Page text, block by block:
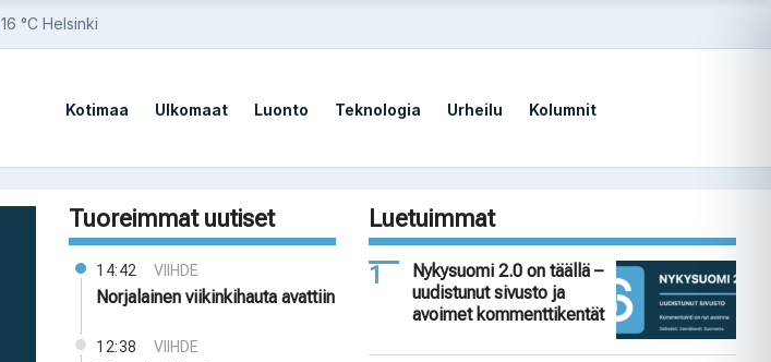
16 °C Helsinki
Kotimaa Ulkomaat Luonto Teknologia Urheilu Kolumnit
Tuoreimmat uutiset
14:42 VIIHDE
Norjalainen viikinkihauta avattiin
12:38 VIIHDE
Luetuimmat
Nykysuomi 2.0 on täällä –
uudistunut sivusto ja
avoimet kommenttikentät